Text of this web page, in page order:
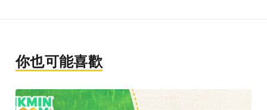
你也可能喜歡